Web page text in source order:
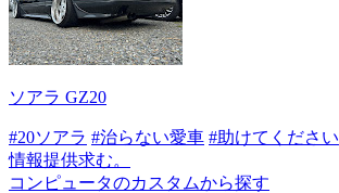
ソアラ GZ20
#20ソアラ #治らない愛車 #助けてください
情報提供求む。
コンピュータのカスタムから探す